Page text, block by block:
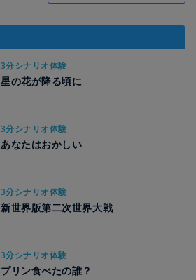
3分シナリオ体験
星の花が降る頃に
3分シナリオ体験
あなたはおかしい
3分シナリオ体験
新世界版第二次世界大戦
3分シナリオ体験
プリン食べたの誰？